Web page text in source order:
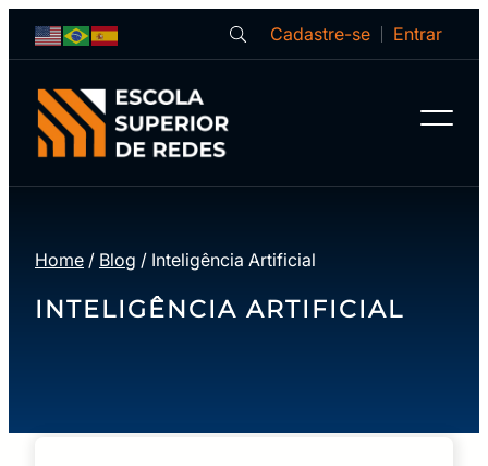
Cadastre-se Entrar
Home / Blog / Inteligência Artificial
INTELIGÊNCIA ARTIFICIAL